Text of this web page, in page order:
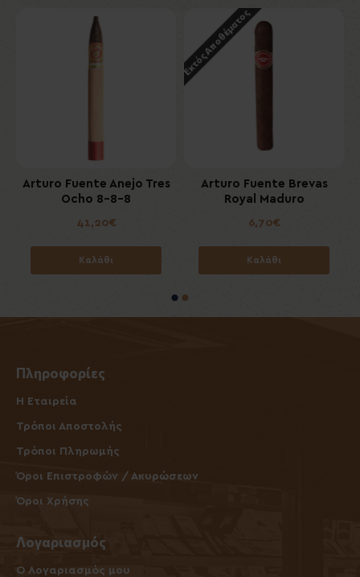
Arturo Fuente Anejo Tres
Ocho 8-8-8
41,20€
Καλάθι
Εκτός Αποθέματος
Arturo Fuente Brevas
Royal Maduro
6,70€
Καλάθι
Πληροφορίες
Η Εταιρεία
Τρόποι Αποστολής
Τρόποι Πληρωμής
Όροι Επιστροφών / Ακυρώσεων
Όροι Χρήσης
Λογαριασμός
O Λογαριασμός μου